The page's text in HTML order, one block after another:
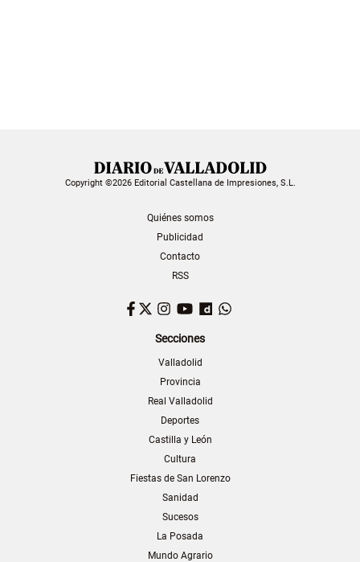
Copyright ©2026 Editorial Castellana de Impresiones, S.L.
Quiénes somos
Publicidad
Contacto
RSS
Facebook
TwitterInstagram
YouTubeDailymotion
Secciones
Valladolid
Provincia
Real Valladolid
Deportes
Castilla y León
Cultura
Fiestas de San Lorenzo
Sanidad
Sucesos
La Posada
Mundo Agrario